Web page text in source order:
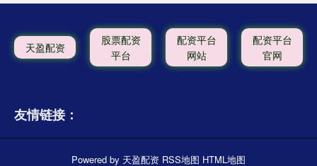
天盈配资
股票配资
平台
配资平台
网站
配资平台
官网
友情链接：
Powered by 天盈配资 RSS地图 HTML地图